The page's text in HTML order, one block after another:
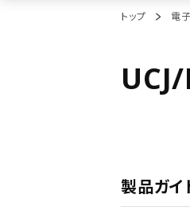
トップ 電
製品ガイ